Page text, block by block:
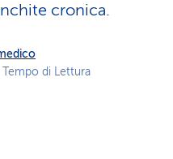
cronica.
Tempo di Lettura